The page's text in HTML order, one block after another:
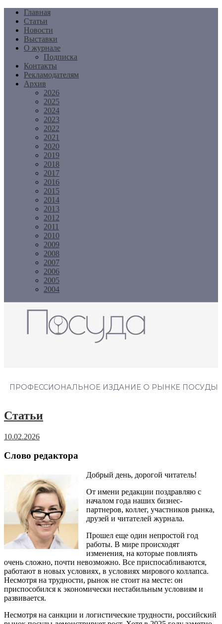
Перейти
содержимому
Главная
Статьи
Новости
Выставки
О журнале
Подписка
Контакты
Рекламодателям
Архив
2026
2025
2024
2023
2022
2021
2020
2019
2018
2017
2016
2015
2014
2013
2012
2011
2010
2009
2008
2007
2006
2005
2004
ПРОФЕССИОНАЛЬНОЕ ИЗДАНИЕ О РЫНКЕ ПОСУДЫ
Статьи
10.02.2026
Слово редактора
Добрый день, дорогой читатель!
От имени редакции поздравляю с
началом года наших бизнес-
партнеров, коллег, участников рынка,
друзей и читателей журнала.
Прошел еще один непростой год
работы. В мире происходят
изменения, на которые повлиять
очень сложно, почти невозможно. Все приспосабливаются,
работают в новых условиях, в условиях мирового коллапса.
Несмотря на трудности, рынок не стоит на месте: он
приспособился к экономически нестабильным условиям и
развивается.
Несмотря на санкции и логистические трудности, российский